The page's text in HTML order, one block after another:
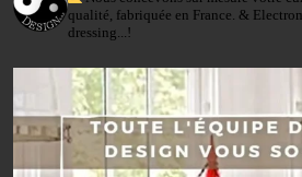
qualité, fabriquée en France. &
dressing...!